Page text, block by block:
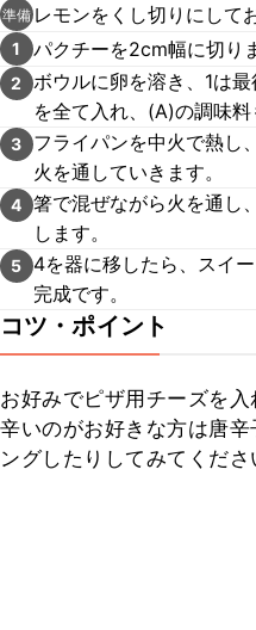
準備 レモンをくし切りにして
1 パクチーを2cm幅に切り
2
ボウルに卵を溶き、1は
を全て入れ、(A)の調味料
3
フライパンを中火で熱し
火を通していきます。
4 箸で混ぜながら火を通し
します。
5
4を器に移したら、スイ
完成です。
コツ・ポイント
お好みでピザ用チーズを入
辛いのがお好きな方は唐
ングしたりしてみてくださ